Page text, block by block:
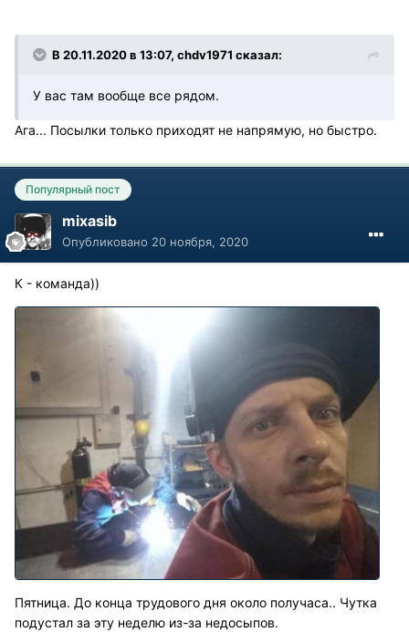
В 20.11.2020 в 13:07, chdv1971 сказал:
У вас там вообще все рядом.
Ага... Посылки только приходят не напрямую, но быстро.
Популярный пост
mixasib
Опубликовано 20 ноября, 2020
К - команда))
Пятница. До конца трудового дня около получаса.. Чутка
подустал за эту неделю из-за недосыпов.